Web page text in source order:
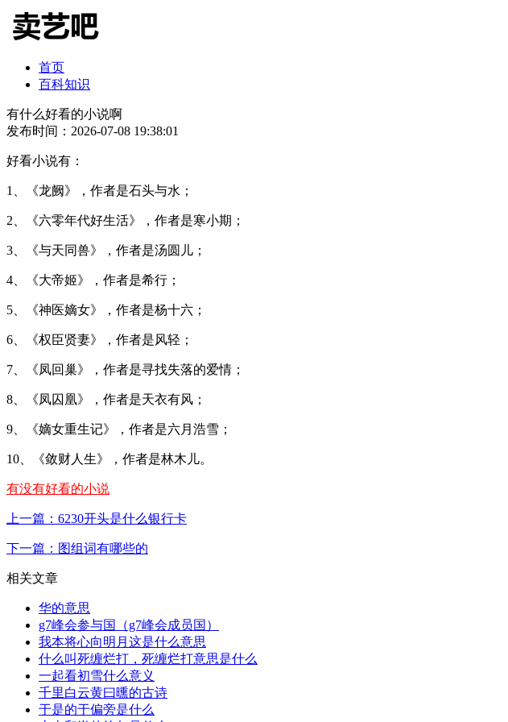
首页
百科知识
有什么好看的小说啊
发布时间：2026-07-08 19:38:01
好看小说有：
1、《龙阙》，作者是石头与水；
2、《六零年代好生活》，作者是寒小期；
3、《与天同兽》，作者是汤圆儿；
4、《大帝姬》，作者是希行；
5、《神医嫡女》，作者是杨十六；
6、《权臣贤妻》，作者是风轻；
7、《凤回巢》，作者是寻找失落的爱情；
8、《凤囚凰》，作者是天衣有风；
9、《嫡女重生记》，作者是六月浩雪；
10、《敛财人生》，作者是林木儿。
有没有好看的小说
上一篇：6230开头是什么银行卡
下一篇：图组词有哪些的
相关文章
华的意思
g7峰会参与国（g7峰会成员国）
我本将心向明月这是什么意思
什么叫死缠烂打，死缠烂打意思是什么
一起看初雪什么意义
千里白云黄曰曛的古诗
于是的于偏旁是什么